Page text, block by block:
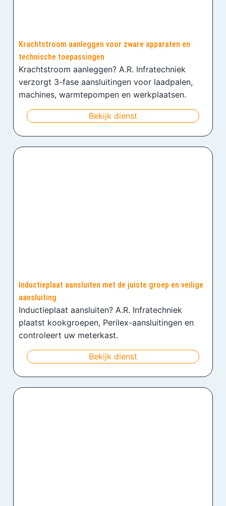
Krachtstroom aanleggen voor zware apparaten en
technische toepassingen
Krachtstroom aanleggen? A.R. Infratechniek
verzorgt 3-fase aansluitingen voor laadpalen,
machines, warmtepompen en werkplaatsen.
Bekijk dienst
Inductieplaat aansluiten met de juiste groep en veilige
aansluiting
Inductieplaat aansluiten? A.R. Infratechniek
plaatst kookgroepen, Perilex-aansluitingen en
controleert uw meterkast.
Bekijk dienst